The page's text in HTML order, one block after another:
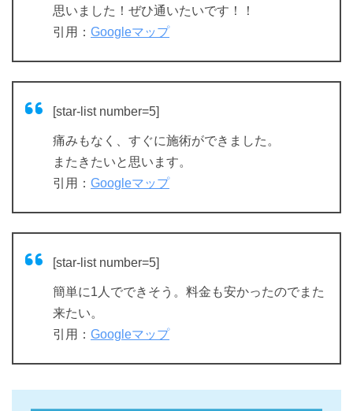
思いました！ぜひ通いたいです！！
引用： Googleマップ
[star-list number=5]
痛みもなく、すぐに施術ができました。
またきたいと思います。
引用： Googleマップ
[star-list number=5]
簡単に1人でできそう。料金も安かったのでまた
来たい。
引用： Googleマップ